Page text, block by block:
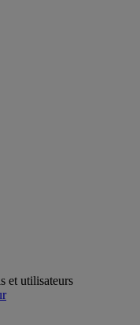
et utilisateurs